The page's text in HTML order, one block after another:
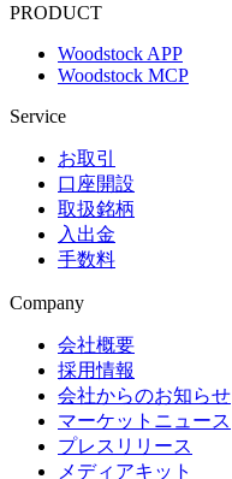
PRODUCT
Woodstock APP
Woodstock MCP
Service
お取引
口座開設
取扱銘柄
入出金
手数料
Company
会社概要
採用情報
会社からのお知らせ
マーケットニュース
プレスリリース
メディアキット